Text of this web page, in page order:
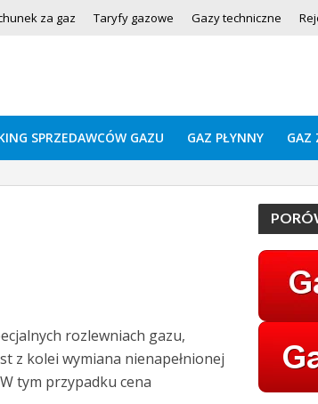
za gaz Taryfy gazowe Gazy techniczne
SPRZEDAWCÓW GAZU GAZ PŁYNNY GAZ
rozlewniach gazu,
z kolei wymiana nienapełnionej
tym przypadku cena